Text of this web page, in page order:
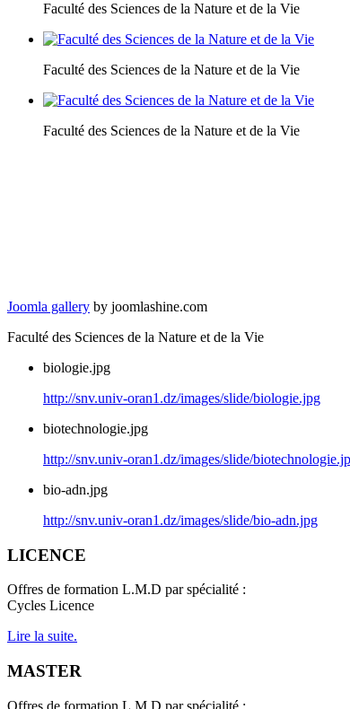
Faculté des Sciences de la Nature et de la Vie
Faculté des Sciences de la Nature et de la Vie
Faculté des Sciences de la Nature et de la Vie
Joomla gallery by joomlashine.com
Faculté des Sciences de la Nature et de la Vie
biologie.jpg
http://snv.univ-oran1.dz/images/slide/biologie.jpg
biotechnologie.jpg
http://snv.univ-oran1.dz/images/slide/
bio-adn.jpg
http://snv.univ-oran1.dz/images/slide/bio-adn.jpg
LICENCE
Offres de formation L.M.D par spécialité :
Cycles Licence
Lire la suite.
MASTER
Offres de formation L.M.D par spécialité :